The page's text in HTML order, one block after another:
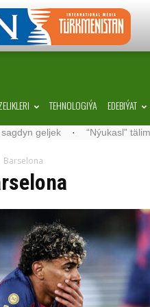
TEHNOLOGIÝA EDEBIÝAT
“Nýukasl” tälimçisini täzeledi ·
Barselona